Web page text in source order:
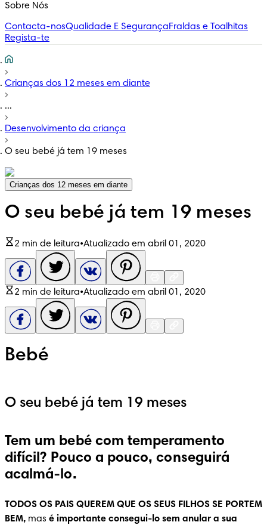
Sobre Nós
Contacta-nosQualidade E SegurançaFraldas e Toalhitas
Regista-te
Crianças dos 12 meses em diante
...
Desenvolvimento da criança
O seu bebé já tem 19 meses
Crianças dos 12 meses em diante
O seu bebé já tem 19 meses
2 min de leitura•Atualizado em abril 01, 2020
2 min de leitura•Atualizado em abril 01, 2020
Bebé
O seu bebé já tem 19 meses
Tem um bebé com temperamento
difícil? Pouco a pouco, conseguirá
acalmá-lo.
TODOS OS PAIS QUEREM QUE OS SEUS FILHOS SE PORTEM
BEM, mas é importante consegui-lo sem anular a sua